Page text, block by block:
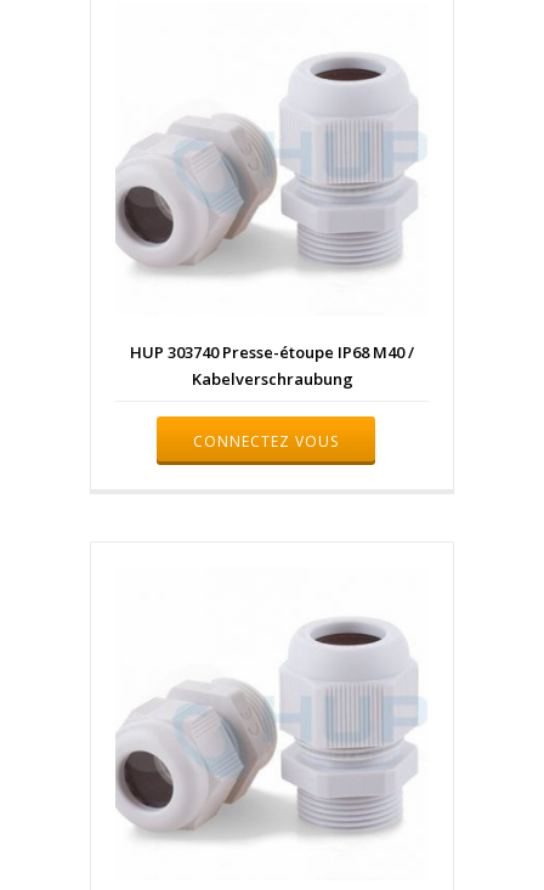
HUP 303740 Presse-étoupe IP68 M40 /
Kabelverschraubung
CONNECTEZ VOUS